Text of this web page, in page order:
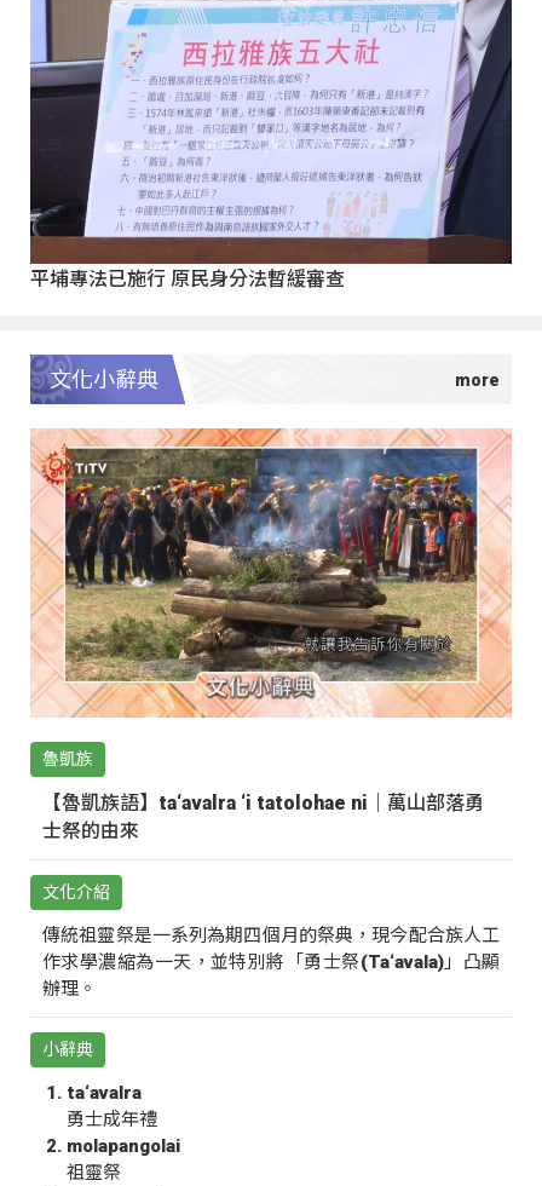
平埔專法已施行 原民身分法暫緩審查
文化小辭典
魯凱族
【魯凱族語】ta‘avalra ‘i tatolohae ni｜萬山部落勇
士祭的由來
文化介紹
傳統祖靈祭是一系列為期四個月的祭典，現今配合族人工
作求學濃縮為一天，並特別將「勇士祭(Ta‘avala)」凸顯
辦理。
小辭典
ta‘avalra
勇士成年禮
molapangolai
祖靈祭